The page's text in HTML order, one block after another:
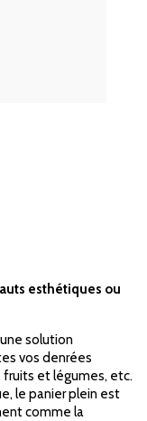
esthétiques ou
solution
vos denrées
fruits et légumes, etc.
le panier plein est
comme la